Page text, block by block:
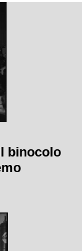
binocolo